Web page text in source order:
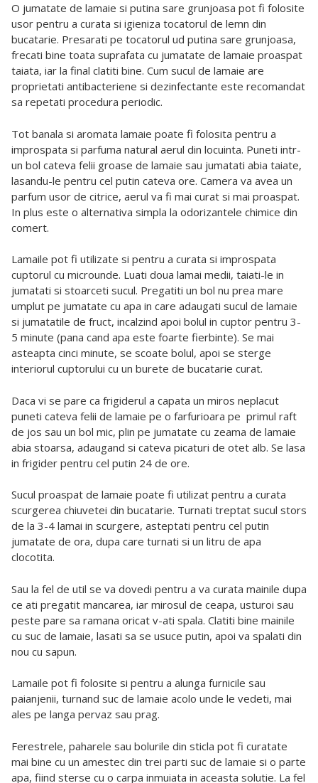
O jumatate de lamaie si putina sare grunjoasa pot fi folosite
usor pentru a curata si igieniza tocatorul de lemn din
bucatarie. Presarati pe tocatorul ud putina sare grunjoasa,
frecati bine toata suprafata cu jumatate de lamaie proaspat
taiata, iar la final clatiti bine. Cum sucul de lamaie are
proprietati antibacteriene si dezinfectante este recomandat
sa repetati procedura periodic.
Tot banala si aromata lamaie poate fi folosita pentru a
improspata si parfuma natural aerul din locuinta. Puneti intr-
un bol cateva felii groase de lamaie sau jumatati abia taiate,
lasandu-le pentru cel putin cateva ore. Camera va avea un
parfum usor de citrice, aerul va fi mai curat si mai proaspat.
In plus este o alternativa simpla la odorizantele chimice din
comert.
Lamaile pot fi utilizate si pentru a curata si improspata
cuptorul cu microunde. Luati doua lamai medii, taiati-le in
jumatati si stoarceti sucul. Pregatiti un bol nu prea mare
umplut pe jumatate cu apa in care adaugati sucul de lamaie
si jumatatile de fruct, incalzind apoi bolul in cuptor pentru 3-
5 minute (pana cand apa este foarte fierbinte). Se mai
asteapta cinci minute, se scoate bolul, apoi se sterge
interiorul cuptorului cu un burete de bucatarie curat.
Daca vi se pare ca frigiderul a capata un miros neplacut
puneti cateva felii de lamaie pe o farfurioara pe primul raft
de jos sau un bol mic, plin pe jumatate cu zeama de lamaie
abia stoarsa, adaugand si cateva picaturi de otet alb. Se lasa
in frigider pentru cel putin 24 de ore.
Sucul proaspat de lamaie poate fi utilizat pentru a curata
scurgerea chiuvetei din bucatarie. Turnati treptat sucul stors
de la 3-4 lamai in scurgere, asteptati pentru cel putin
jumatate de ora, dupa care turnati si un litru de apa
clocotita.
Sau la fel de util se va dovedi pentru a va curata mainile dupa
ce ati pregatit mancarea, iar mirosul de ceapa, usturoi sau
peste pare sa ramana oricat v-ati spala. Clatiti bine mainile
cu suc de lamaie, lasati sa se usuce putin, apoi va spalati din
nou cu sapun.
Lamaile pot fi folosite si pentru a alunga furnicile sau
paianjenii, turnand suc de lamaie acolo unde le vedeti, mai
ales pe langa pervaz sau prag.
Ferestrele, paharele sau bolurile din sticla pot fi curatate
mai bine cu un amestec din trei parti suc de lamaie si o parte
apa, fiind sterse cu o carpa inmuiata in aceasta solutie. La fel